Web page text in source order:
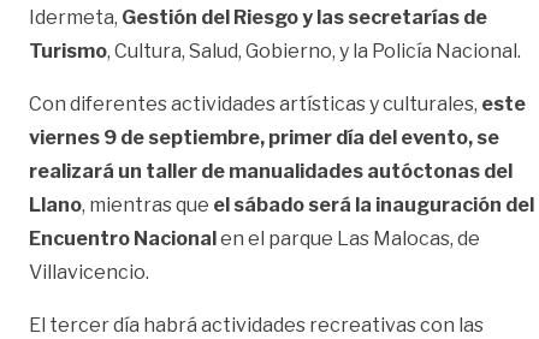
Idermeta, Gestión del Riesgo y las secretarías de
Turismo, Cultura, Salud, Gobierno, y la Policía Nacional.
Con diferentes actividades artísticas y culturales, este
viernes 9 de septiembre, primer día del evento, se
realizará un taller de manualidades autóctonas del
Llano, mientras que el sábado será la inauguración del
Encuentro Nacionalen el parque Las Malocas, de
Villavicencio.
El tercer día habrá actividades recreativas con las